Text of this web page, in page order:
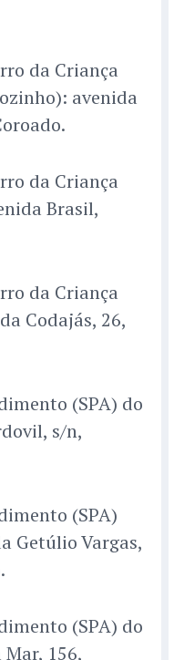
da Criança
avenida
da Criança
Brasil,
da Criança
Codajás, 26,
(SPA) do
s/n,
(SPA)
Getúlio Vargas,
(SPA) do
156,